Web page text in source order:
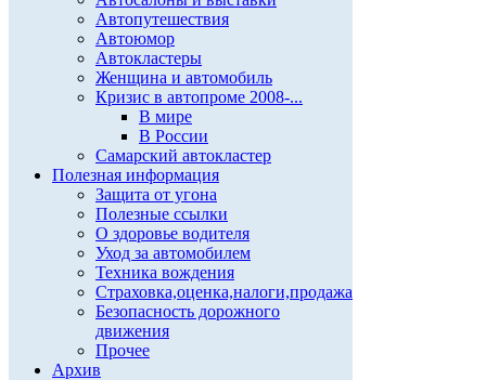
Автопутешествия
Автоюмор
Автокластеры
Женщина и автомобиль
Кризис в автопроме 2008-...
В мире
В России
Самарский автокластер
Полезная информация
Защита от угона
Полезные ссылки
О здоровье водителя
Уход за автомобилем
Техника вождения
Страховка,оценка,налоги,продажа
Безопасность дорожного
движения
Прочее
Архив